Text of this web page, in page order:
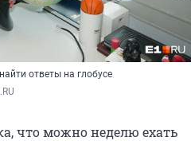
ответы на глобусе
что можно неделю ехать